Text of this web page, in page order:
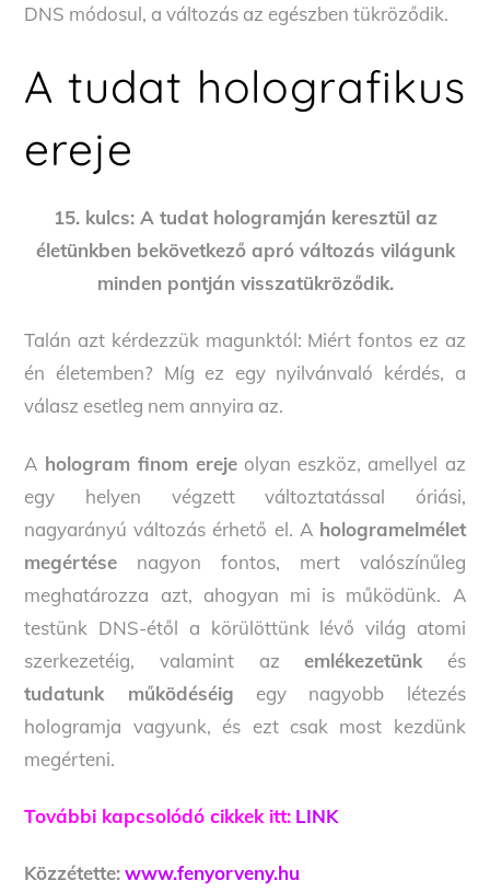
DNS módosul, a változás az egészben tükröződik.
A tudat holografikus
ereje
15. kulcs: A tudat hologramján keresztül az
életünkben bekövetkező apró változás világunk
minden pontján visszatükröződik.
Talán azt kérdezzük magunktól: Miért fontos ez az
én életemben? Míg ez egy nyilvánvaló kérdés, a
válasz esetleg nem annyira az.
A hologram finom erejeolyan eszköz, amellyel az
egy helyen végzett változtatással óriási,
nagyarányú változás érhető el. A hologramelmélet
megértése nagyon fontos, mert valószínűleg
meghatározza azt, ahogyan mi is működünk. A
testünk DNS-étől a körülöttünk lévő világ atomi
szerkezetéig, valamint azemlékezetünk és
tudatunk működéséig egy nagyobb létezés
hologramja vagyunk, és ezt csak most kezdünk
megérteni.
További kapcsolódó cikkek itt: LINK
Közzétette: www.fenyorveny.hu